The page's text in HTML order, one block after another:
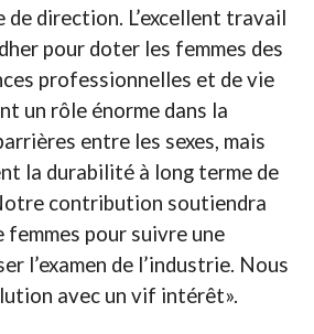
de direction. L’excellent travail
pour doter les femmes des
professionnelles et de vie
un rôle énorme dans la
entre les sexes, mais
la durabilité à long terme de
contribution soutiendra
pour suivre une
l’examen de l’industrie. Nous
avec un vif intérêt».